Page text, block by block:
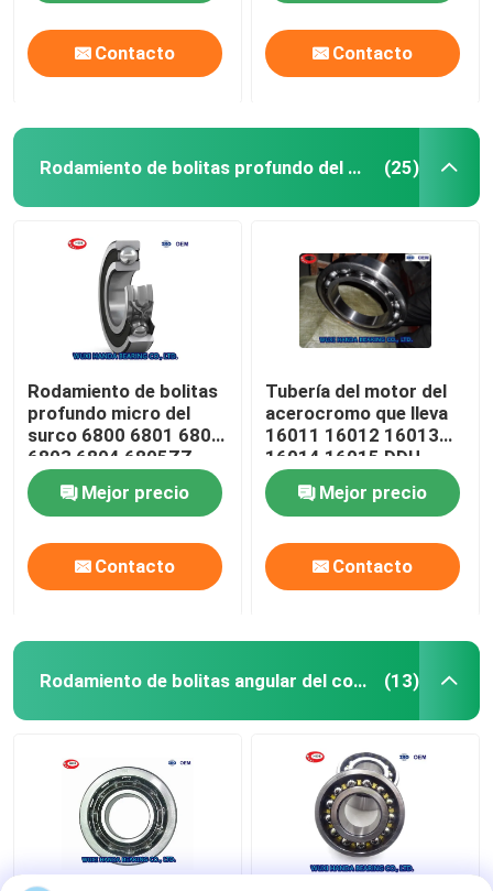
Contacto Contacto
Rodamiento de bolitas profundo del surco (25)
Rodamiento de bolitas
profundo micro del
surco 6800 6801 6802
6803 6804 6805ZZ
2RS
Mejor precio
Contacto
Tubería del motor del
acerocromo que lleva
16011 16012 16013
16014 16015 DDU
ZZC3 2RS
Mejor precio
Contacto
Rodamiento de bolitas angular del contacto (13)